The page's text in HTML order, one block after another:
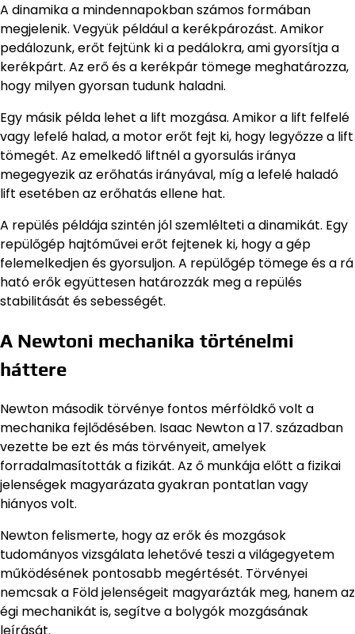
A dinamika a mindennapokban számos formában
megjelenik. Vegyük például a kerékpározást. Amikor
pedálozunk, erőt fejtünk ki a pedálokra, ami gyorsítja a
kerékpárt. Az erő és a kerékpár tömege meghatározza,
hogy milyen gyorsan tudunk haladni.
Egy másik példa lehet a lift mozgása. Amikor a lift felfelé
vagy lefelé halad, a motor erőt fejt ki, hogy legyőzze a lift
tömegét. Az emelkedő liftnél a gyorsulás iránya
megegyezik az erőhatás irányával, míg a lefelé haladó
lift esetében az erőhatás ellene hat.
A repülés példája szintén jól szemlélteti a dinamikát. Egy
repülőgép hajtóművei erőt fejtenek ki, hogy a gép
felemelkedjen és gyorsuljon. A repülőgép tömege és a rá
ható erők együttesen határozzák meg a repülés
stabilitását és sebességét.
A Newtoni mechanika történelmi
háttere
Newton második törvénye fontos mérföldkő volt a
mechanika fejlődésében. Isaac Newton a 17. században
vezette be ezt és más törvényeit, amelyek
forradalmasították a fizikát. Az ő munkája előtt a fizikai
jelenségek magyarázata gyakran pontatlan vagy
hiányos volt.
Newton felismerte, hogy az erők és mozgások
tudományos vizsgálata lehetővé teszi a világegyetem
működésének pontosabb megértését. Törvényei
nemcsak a Föld jelenségeit magyarázták meg, hanem az
égi mechanikát is, segítve a bolygók mozgásának